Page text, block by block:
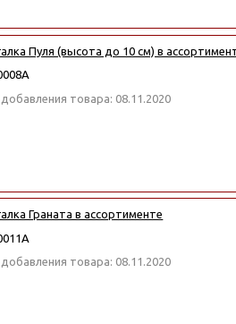
Пуля (высота до 10 см) в
товара: 08.11.2020
Граната в ассортименте
товара: 08.11.2020